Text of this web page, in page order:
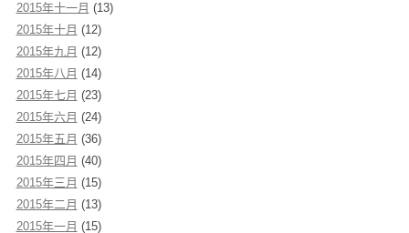
2015年十一月 (13)
2015年十月 (12)
2015年九月 (12)
2015年八月 (14)
2015年七月 (23)
2015年六月 (24)
2015年五月 (36)
2015年四月 (40)
2015年三月 (15)
2015年二月 (13)
2015年一月 (15)